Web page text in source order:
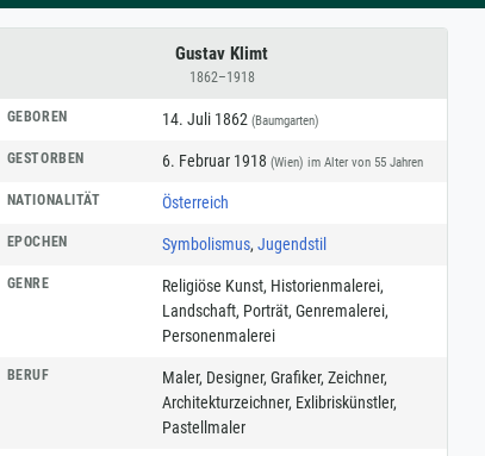
Gustav Klimt
1862–1918
GEBOREN 14. Juli 1862 (Baumgarten)
GESTORBEN 6. Februar 1918 (Wien) im Alter von 55 Jahren
NATIONALITÄT Österreich
EPOCHEN Symbolismus, Jugendstil
GENRE Religiöse Kunst, Historienmalerei,
Landschaft, Porträt, Genremalerei,
Personenmalerei
BERUF Maler, Designer, Grafiker, Zeichner,
Architekturzeichner, Exlibriskünstler,
Pastellmaler